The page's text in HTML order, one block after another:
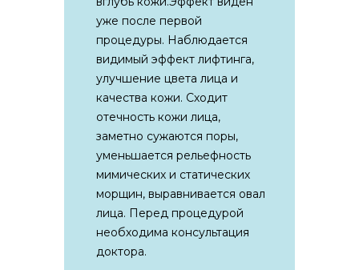
уже после первой
процедуры. Наблюдается
видимый эффект лифтинга,
улучшение цвета лица и
качества кожи. Сходит
отечность кожи лица,
заметно сужаются поры,
уменьшается рельефность
мимических и статических
морщин, выравнивается овал
лица. Перед процедурой
необходима консультация
доктора.